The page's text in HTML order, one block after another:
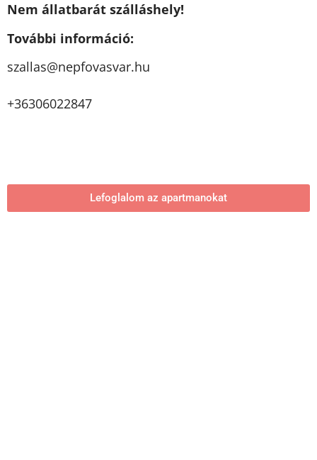
Nem állatbarát szálláshely!
További információ:
uh.ravsavofpen@sallazs
+36306022847
Lefoglalom az apartmanokat